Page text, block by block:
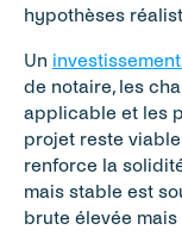
hypothèses
Un
de notaire, les
applicable et les
projet reste
renforce la
mais stable est
brute élevée mais